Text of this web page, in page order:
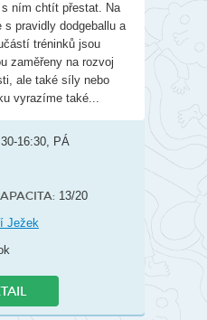
ním chtít přestat. Na
pravidly dodgeballu a
tréninků jsou
zaměřeny na rozvoj
ale také síly nebo
vyrazíme také...
16:30, PÁ
13/20
Ježek